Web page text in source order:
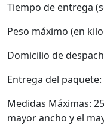
Tiempo de entrega
Peso máximo (en
Domicilio de
Entrega del
Medidas Máximas:
mayor ancho y el